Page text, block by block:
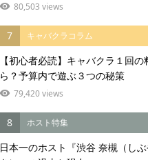
80,503 views
7 キャバクラコラム
【初心者必読】キャバクラ１回の
ら？予算内で遊ぶ３つの秘策
79,420 views
8 ホスト特集
日本一のホスト『渋谷 奈槻（し